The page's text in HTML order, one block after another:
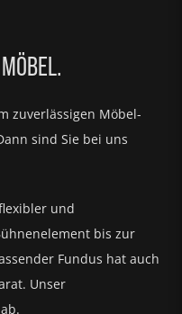
zuverlässigen Möbel-
sind Sie bei uns
und
bis zur
Fundus hat auch
Unser